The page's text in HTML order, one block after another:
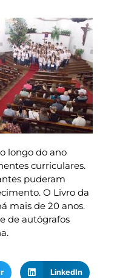
longo do ano
curriculares.
puderam
O Livro da
mais de 20 anos.
de autógrafos
LinkedIn